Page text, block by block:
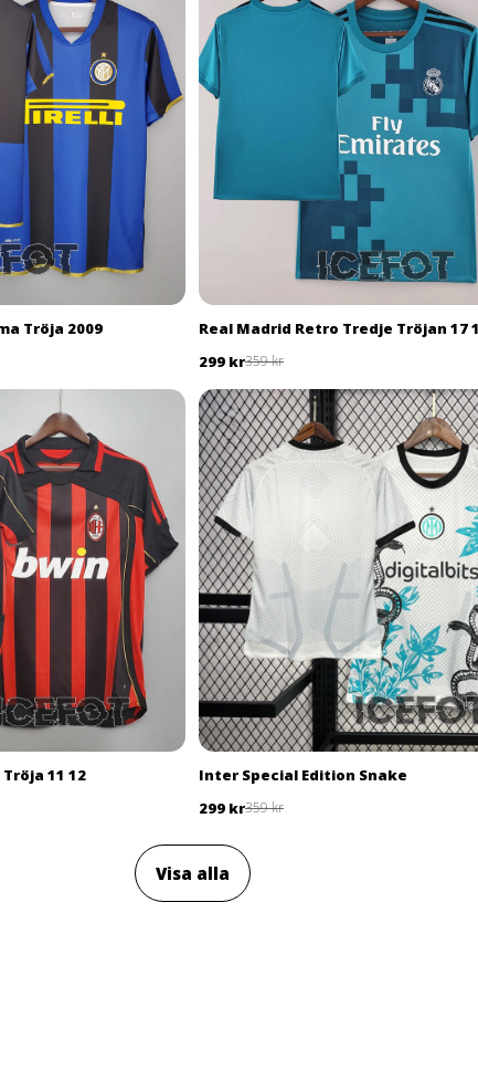
Tröja 2009
Real Madrid Retro Tredje Tröjan 17
299 kr359 kr
11 12
Inter Special Edition Snake
299 kr359 kr
Visa alla